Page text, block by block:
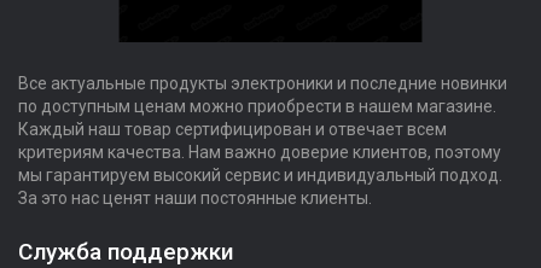
Все актуальные продукты электроники и последние новинки
по доступным ценам можно приобрести в нашем магазине.
Каждый наш товар сертифицирован и отвечает всем
критериям качества. Нам важно доверие клиентов, поэтому
мы гарантируем высокий сервис и индивидуальный подход.
За это нас ценят наши постоянные клиенты.
Служба поддержки